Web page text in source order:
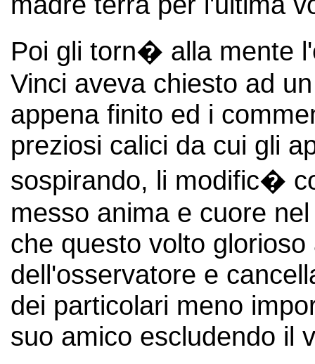
Poi gli torn� alla mente
Vinci aveva chiesto ad
appena finito ed i
preziosi calici da cui gli
sospirando, li modific�
messo anima e cuore
che questo volto
dell'osservatore e
dei particolari meno
suo amico escludendo il